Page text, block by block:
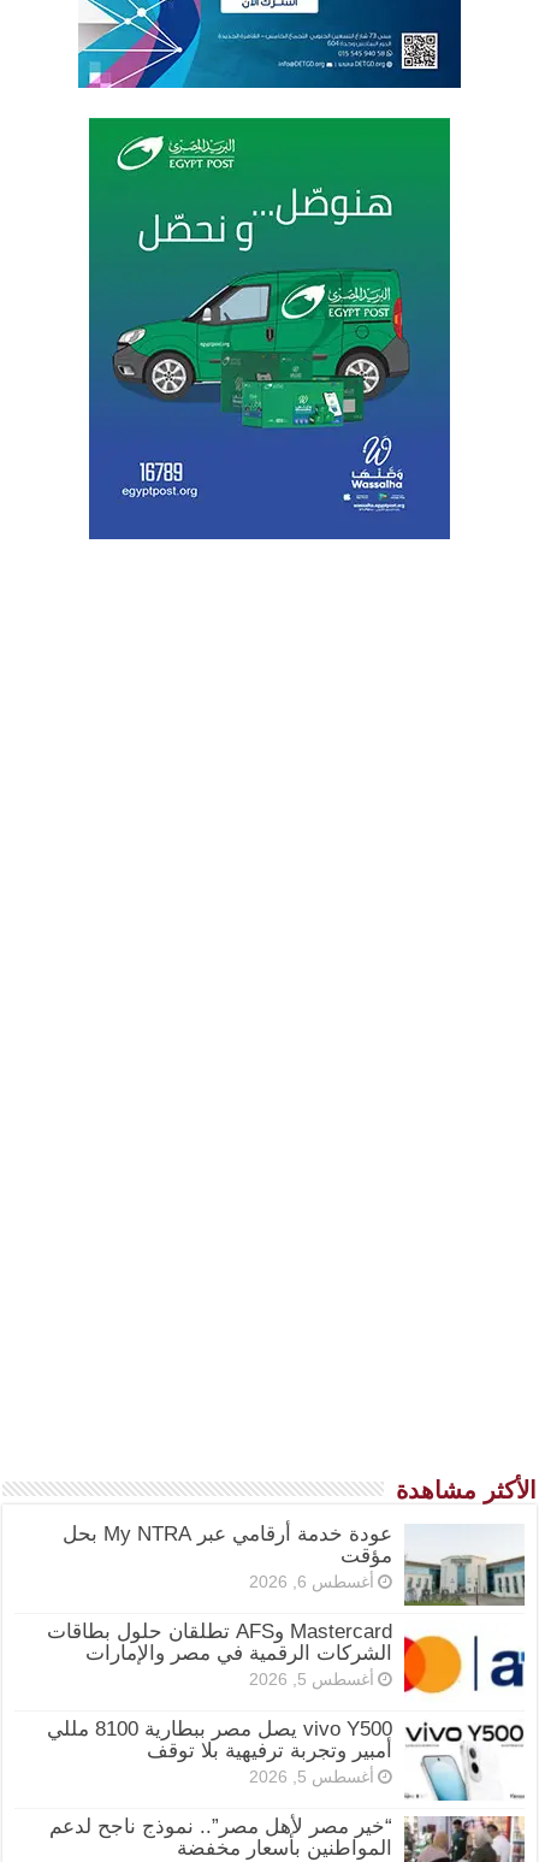
الأكثر مشاهدة
عودة خدمة أرقامي عبر My NTRA بحل
مؤقت
أغسطس 6, 2026
Mastercard وAFS تطلقان حلول بطاقات
الشركات الرقمية في مصر والإمارات
أغسطس 5, 2026
vivo Y500 يصل مصر ببطارية 8100 مللي
أمبير وتجربة ترفيهية بلا توقف
أغسطس 5, 2026
“خير مصر لأهل مصر”.. نموذج ناجح لدعم
المواطنين بأسعار مخفضة